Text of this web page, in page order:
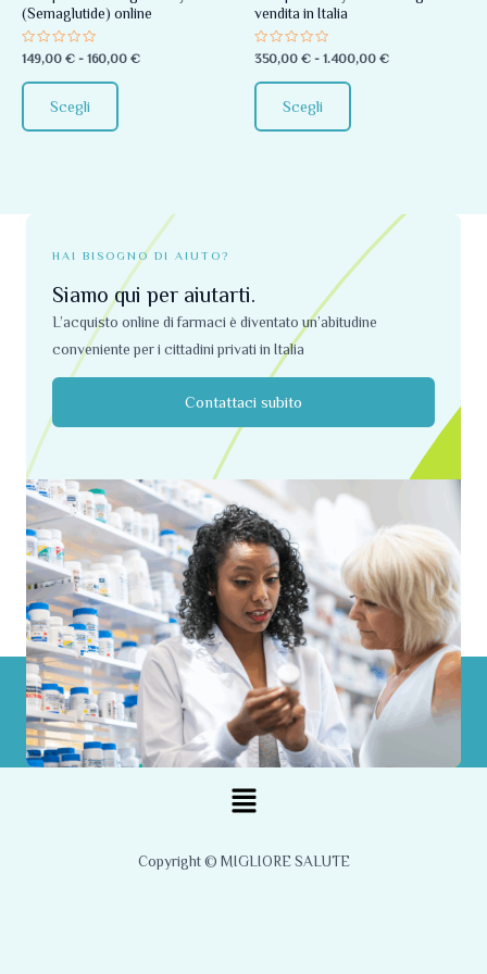
(Semaglutide) online
Valutato
0
su
5
149,00 € - 160,00 €
Scegli
essere
scelte
del
vendita in Italia
Valutato
0
su
5
350,00 € - 1.400,00 €
Scegli
scelte
del
HAI BISOGNO DI AIUTO?
Siamo qui per aiutarti.
L’acquisto online di farmaci è diventato un’abitudine
conveniente per i cittadini privati ​​in Italia
Contattaci subito
Menu
Copyright © MIGLIORE SALUTE